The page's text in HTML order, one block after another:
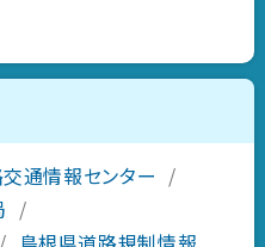
通情報センター /
/